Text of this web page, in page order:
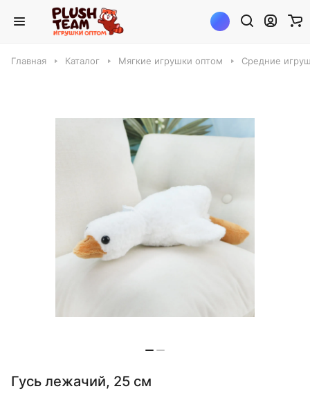
Главная Каталог Мягкие игрушки оптом Средние
Гусь лежачий, 25 см